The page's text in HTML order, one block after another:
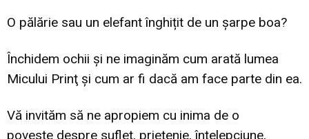
O pălărie sau un elefant înghițit de un șarpe boa?
Închidem ochii și ne imaginăm cum arată lumea
Micului Prinţ și cum ar fi dacă am face parte din ea.
Vă invităm să ne apropiem cu inima de o
poveste despre suflet, prietenie, înțelepciune,